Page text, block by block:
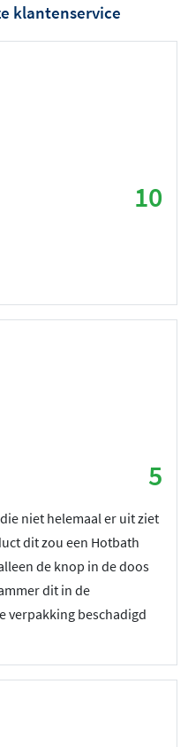
klantenservice
10
5
niet helemaal er uit ziet
dit zou een Hotbath
de knop in de doos
dit in de
verpakking beschadigd